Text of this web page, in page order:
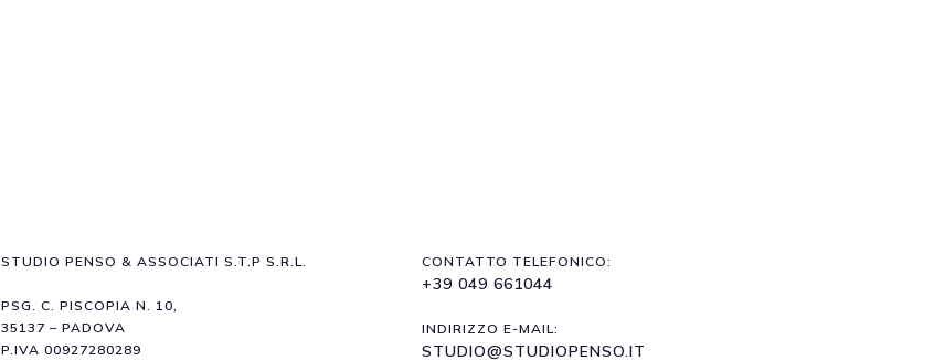
STUDIO PENSO & ASSOCIATI S.T.P S.R.L.
PSG. C. PISCOPIA N. 10,
35137 – PADOVA
P.IVA 00927280289
CONTATTO TELEFONICO:
+39 049 661044
INDIRIZZO E-MAIL:
STUDIO@STUDIOPENSO.IT